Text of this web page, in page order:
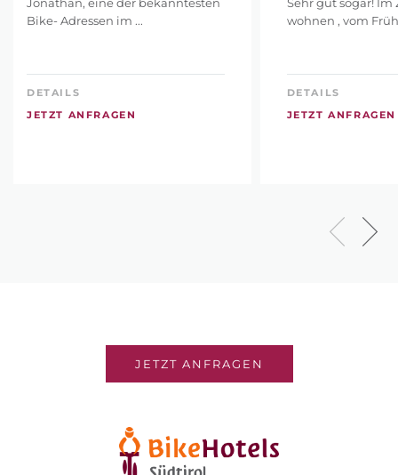
Bike- Adressen im ...
DETAILS
JETZT ANFRAGEN
wohnen , vom
DETAILS
JETZT ANFRAGEN
JETZT ANFRAGEN